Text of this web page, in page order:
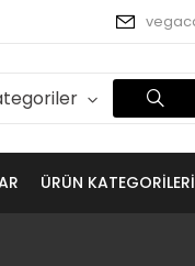
ÜRÜN KATEGORILERI